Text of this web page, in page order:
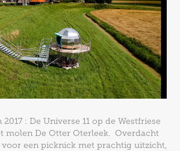
2017 : De Universe 11 op de Westfriese
molen De Otter Oterleek. Overdacht
een picknick met prachtig uitzicht,